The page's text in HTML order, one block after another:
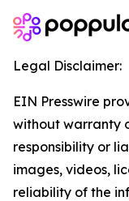
Legal Disclaimer:
EIN Presswire
without warranty
responsibility or
images, videos,
reliability of the